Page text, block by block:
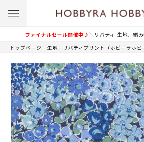
ファイナルセール開催中♪＼リバティ 生地、編
トップページ 生地 リバティプリント（ホビーラホビ